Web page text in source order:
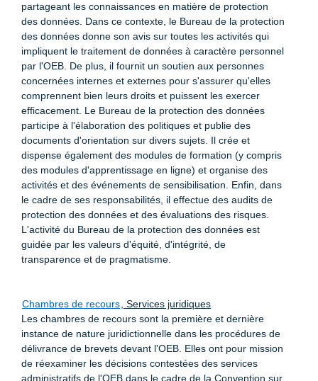
partageant les connaissances en matière de protection
des données. Dans ce contexte, le Bureau de la protection
des données donne son avis sur toutes les activités qui
impliquent le traitement de données à caractère personnel
par l'OEB. De plus, il fournit un soutien aux personnes
concernées internes et externes pour s'assurer qu'elles
comprennent bien leurs droits et puissent les exercer
efficacement. Le Bureau de la protection des données
participe à l'élaboration des politiques et publie des
documents d'orientation sur divers sujets. Il crée et
dispense également des modules de formation (y compris
des modules d'apprentissage en ligne) et organise des
activités et des événements de sensibilisation. Enfin, dans
le cadre de ses responsabilités, il effectue des audits de
protection des données et des évaluations des risques.
L'activité du Bureau de la protection des données est
guidée par les valeurs d'équité, d'intégrité, de
transparence et de pragmatisme.
Chambres de recours, Services juridiques
Les chambres de recours sont la première et dernière
instance de nature juridictionnelle dans les procédures de
délivrance de brevets devant l'OEB. Elles ont pour mission
de réexaminer les décisions contestées des services
administratifs de l'OEB dans le cadre de la Convention sur